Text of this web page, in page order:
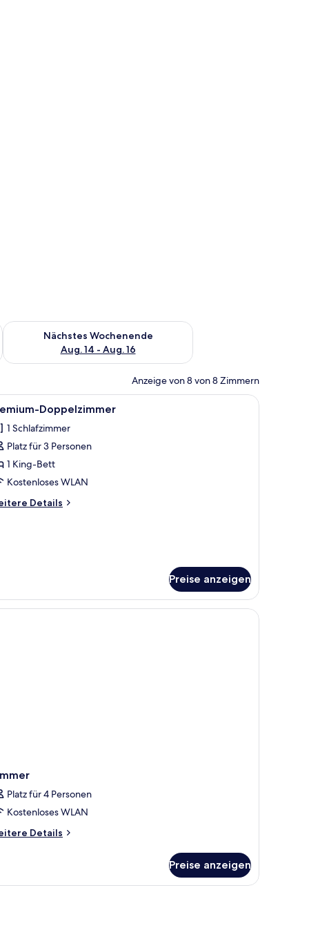
Aug. 7 - Aug. 9.
Nächstes Wochenende
Aug. 14 - Aug. 16
Überprüfe die Verfügbarkeit für nächstes Wochenende, Aug.
Anzeige von 8 von 8 Zimmern
einem Schreibtisch mit Stuhl, einem kleinen Tisch mit Blumenvase und
Ein modernes Hotelzimmer mit einer durch
4 Doppelzimmer
1 Schlafzimmer
Platz für 3 Personen
1 King-Bett
Kostenloses WLAN
Details
Preise anzeigen
einer Minibar.
einem Kissen und einem Nachttisch.
Platz für 4 Personen
Kostenloses WLAN
Details
Preise anzeigen